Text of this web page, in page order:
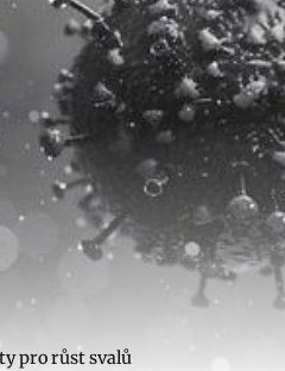
pro růst svalů